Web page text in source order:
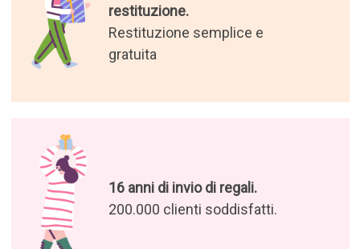
restituzione.
Restituzione semplice e
gratuita
16 anni di invio di regali.
200.000 clienti soddisfatti.